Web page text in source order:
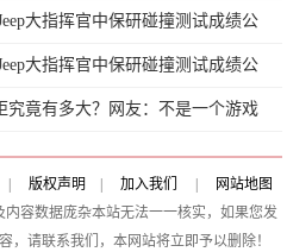
大指挥官中保研碰撞测试成绩公
大指挥官中保研碰撞测试成绩公
究竟有多大？网友：不是一个游戏
版权声明 加入我们
网站地图
容数据庞杂本站无法一一核实，如果您发
，请联系我们，本网站将立即予以删除！